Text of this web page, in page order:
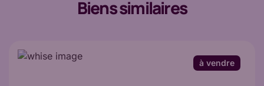
Biens similaires
à vendre